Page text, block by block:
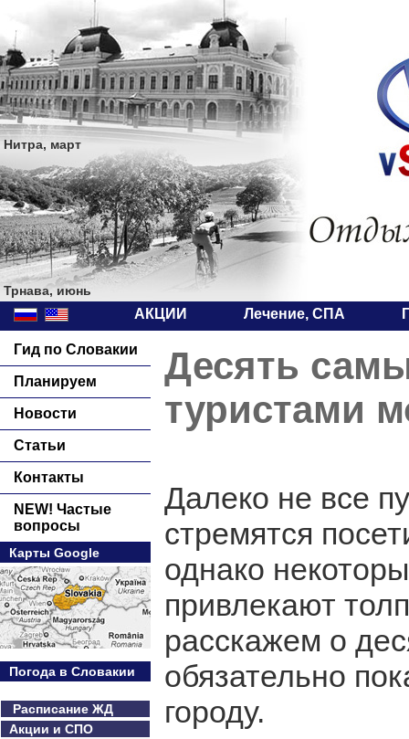
Нитра, март
Трнава, июнь
АКЦИИ Лечение, СПА
Гид по Словакии
Планируем
Новости
Статьи
Контакты
NEW! Частые
вопросы
Карты Google
Погода в Словакии
Расписание ЖД
Акции и СПО
Десять
туристами
Далеко не все
стремятся
однако
привлекают
расскажем о
обязательно
городу.